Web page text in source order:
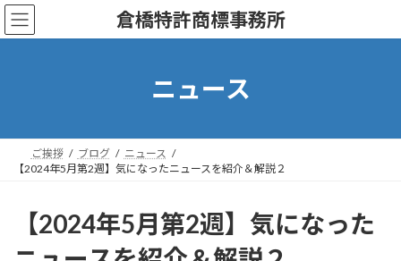
コ
ン
ナ
ビ
倉橋特許商標事務所
ニュース
ご挨拶 ブログ
ニュース
【2024年5月第2週】気になったニュースを紹介＆解説２
【2024年5月第2週】気になった